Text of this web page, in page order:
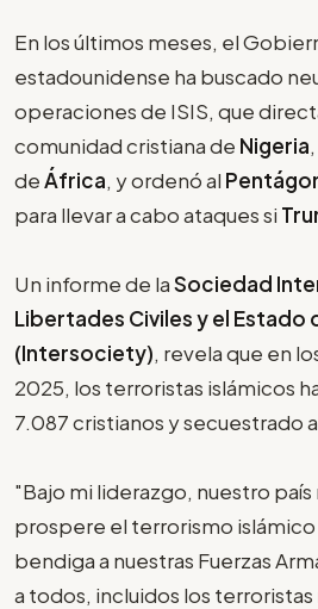
En los últimos meses, el
estadounidense ha buscado
operaciones de ISIS, que
comunidad cristiana de Nigeria
deÁfrica, y ordenó al
para llevar a cabo ataques si
Un informe de laSociedad
Libertades Civiles y el Estado
(Intersociety), revela que en
2025, los terroristas islámicos
7.087 cristianos y secuestrado
"Bajo mi liderazgo, nuestro
prospere el terrorismo islámico
bendiga a nuestras Fuerzas
a todos, incluidos los